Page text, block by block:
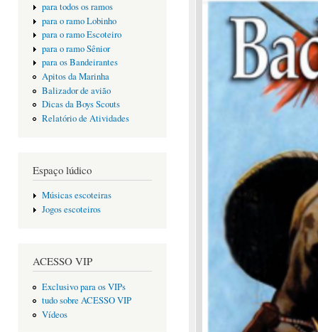
para todos os ramos
para o ramo Lobinho
para o ramo Escoteiro
para o ramo Sênior
para os Bandeirantes
Apitos da Marinha
Balizador de avião
Dicas da Boys Scouts
Relatório de Atividades
Espaço lúdico
Músicas escoteiras
Jogos escoteiros
ACESSO VIP
Exclusivo para os VIPs
tudo sobre ACESSO VIP
Vídeos